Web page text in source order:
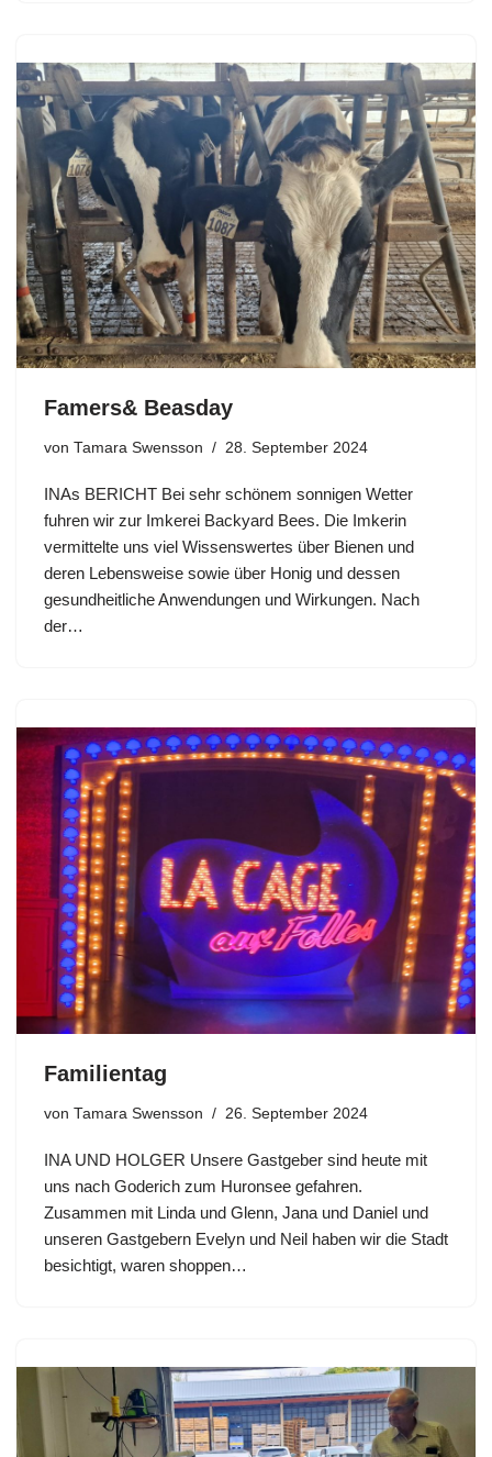
Famers& Beasday
von Tamara Swensson 28. September 2024
INAs BERICHT Bei sehr schönem sonnigen Wetter
fuhren wir zur Imkerei Backyard Bees. Die Imkerin
vermittelte uns viel Wissenswertes über Bienen und
deren Lebensweise sowie über Honig und dessen
gesundheitliche Anwendungen und Wirkungen. Nach
der…
Familientag
von Tamara Swensson 26. September 2024
INA UND HOLGER Unsere Gastgeber sind heute mit
uns nach Goderich zum Huronsee gefahren.
Zusammen mit Linda und Glenn, Jana und Daniel und
unseren Gastgebern Evelyn und Neil haben wir die Stadt
besichtigt, waren shoppen…